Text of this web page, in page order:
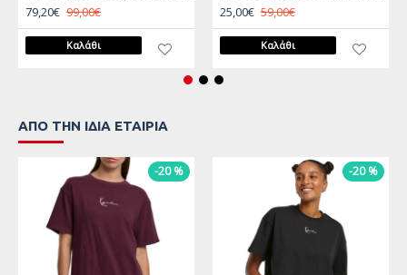
79,20€ 99,00€
Καλάθι
25,00€ 59,00€
Καλάθι
ΑΠΌ ΤΗΝ ΊΔΙΑ ΕΤΑΙΡΊΑ
-20 % -20 %